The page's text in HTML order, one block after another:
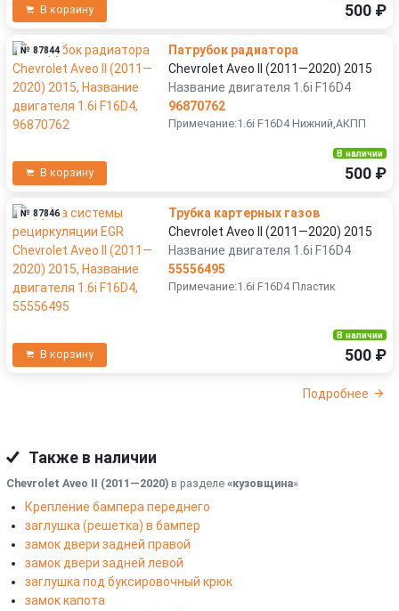
В корзину 500 ₽
№ 87844
Патрубок радиатора
Chevrolet Aveo II (2011—2020) 2015
Название двигателя 1.6i F16D4
96870762
Примечание:1.6i F16D4 Нижний,АКПП
В корзину
В наличии
500 ₽
№ 87846
Трубка картерных газов
Chevrolet Aveo II (2011—2020) 2015
Название двигателя 1.6i F16D4
55556495
Примечание:1.6i F16D4 Пластик
В корзину
В наличии
500 ₽
Подробнее
Также в наличии
Chevrolet Aveo II (2011—2020) в разделе «кузовщина»
Крепление бампера переднего
заглушка (решетка) в бампер
замок двери задней правой
замок двери задней левой
заглушка под буксировочный крюк
замок капота